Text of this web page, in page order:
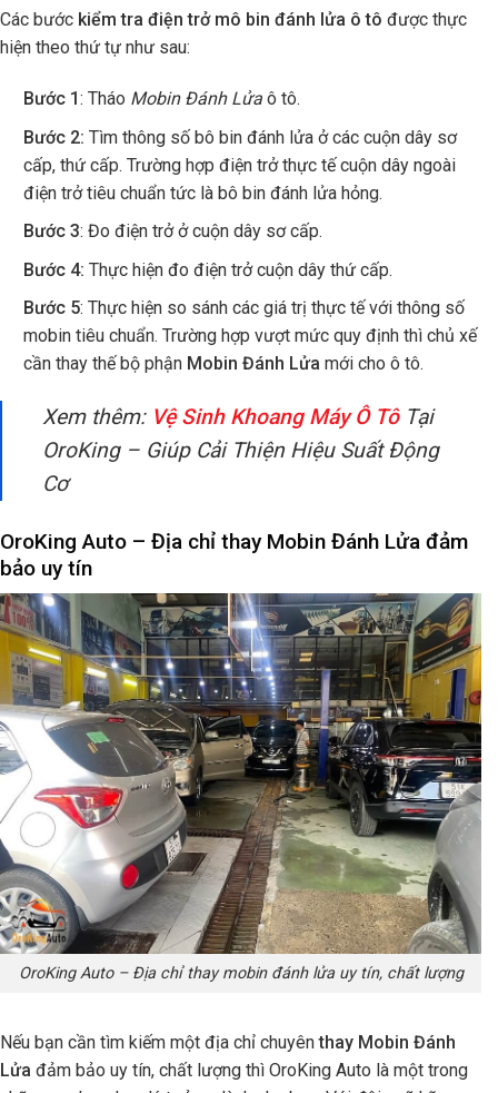
Các bước kiểm tra điện trở mô bin đánh lửa ô tô được thực
hiện theo thứ tự như sau:
Bước 1: Tháo Mobin Đánh Lửaô tô.
Bước 2: Tìm thông số bô bin đánh lửa ở các cuộn dây sơ
cấp, thứ cấp. Trường hợp điện trở thực tế cuộn dây ngoài
điện trở tiêu chuẩn tức là bô bin đánh lửa hỏng.
Bước 3: Đo điện trở ở cuộn dây sơ cấp.
Bước 4: Thực hiện đo điện trở cuộn dây thứ cấp.
Bước 5: Thực hiện so sánh các giá trị thực tế với thông số
mobin tiêu chuẩn. Trường hợp vượt mức quy định thì chủ xế
cần thay thế bộ phận Mobin Đánh Lửa mới cho ô tô.
Xem thêm: Vệ Sinh Khoang Máy Ô Tô Tại
OroKing – Giúp Cải Thiện Hiệu Suất Động
Cơ
OroKing Auto – Địa chỉ thay Mobin Đánh Lửa đảm
bảo uy tín
OroKing Auto – Địa chỉ thay mobin đánh lửa uy tín, chất lượng
Nếu bạn cần tìm kiếm một địa chỉ chuyênthay Mobin Đánh
Lửa đảm bảo uy tín, chất lượng thì OroKing Auto là một trong